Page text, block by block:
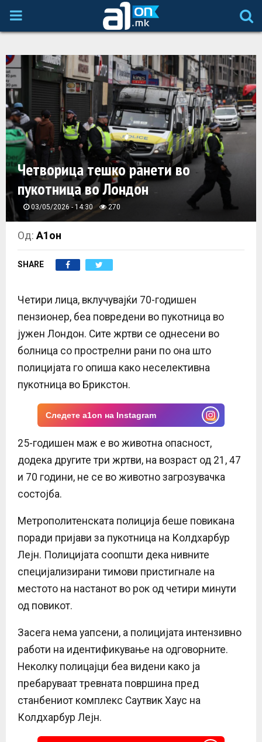
P
I
M
A
R
Y
M
E
N
U
Четворица тешко ранети во
пукотница во Лондон
03/05/2026 - 14:30 270
Од:А1он
SHARE
Четири лица, вклучувајќи 70-годишен
пензионер, беа повредени во пукотница во
јужен Лондон. Сите жртви се однесени во
болница со прострелни рани по она што
полицијата го опиша како неселективна
пукотница во Брикстон.
Следете a1on на Instagram
25-годишен маж е во животна опасност,
додека другите три жртви, на возраст од 21, 47
и 70 години, не се во животно загрозувачка
состојба.
Метрополитенската полиција беше повикана
поради пријави за пукотница на Колдхарбур
Лејн. Полицијата соопшти дека нивните
специјализирани тимови пристигнале на
местото на настанот во рок од четири минути
од повикот.
Засега нема уапсени, а полицијата интензивно
работи на идентификување на одговорните.
Неколку полицајци беа видени како ја
пребаруваат тревната површина пред
станбениот комплекс Саутвик Хаус на
Колдхарбур Лејн.